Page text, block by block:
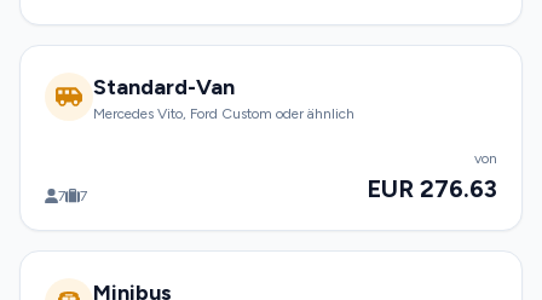
Standard-Van
Mercedes Vito, Ford Custom oder ähnlich
7 7
von
EUR 276.63
Minibus